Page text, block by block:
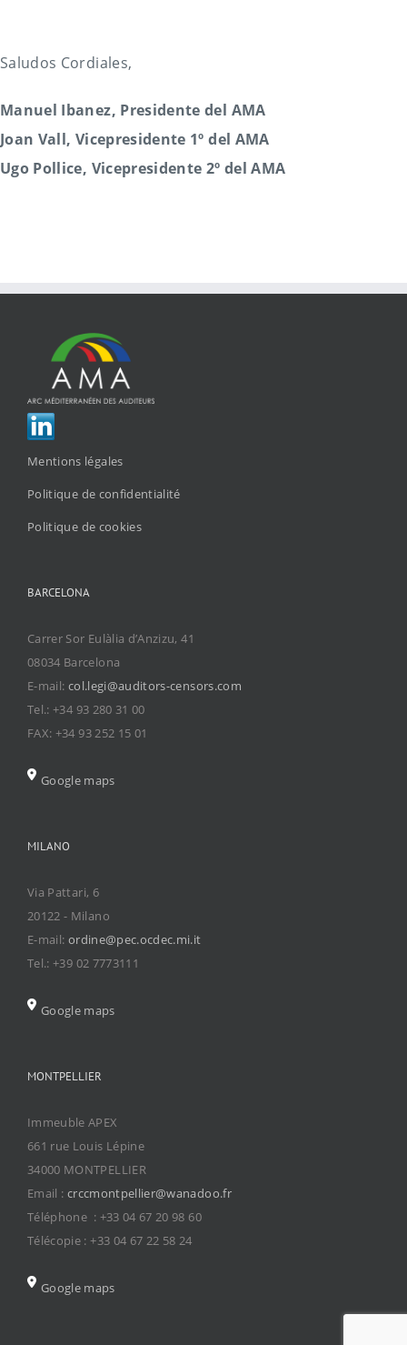
Saludos Cordiales,
Manuel Ibanez, Presidente del AMA
Joan Vall, Vicepresidente 1º del AMA
Ugo Pollice, Vicepresidente 2º del AMA
Mentions légales
Politique de confidentialité
Politique de cookies
BARCELONA
Carrer Sor Eulàlia d’Anzizu, 41
08034 Barcelona
E-mail: col.legi@auditors-censors.com
Tel.: +34 93 280 31 00
FAX: +34 93 252 15 01
Google maps
MILANO
Via Pattari, 6
20122 - Milano
E-mail: ordine@pec.ocdec.mi.it
Tel.: +39 02 7773111
Google maps
MONTPELLIER
Immeuble APEX
661 rue Louis Lépine
34000 MONTPELLIER
Email : crccmontpellier@wanadoo.fr
Téléphone : +33 04 67 20 98 60
Télécopie : +33 04 67 22 58 24
Google maps